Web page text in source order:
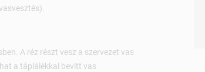
A réz részt vesz a szervezet vas
a táplálékkal bevitt vas